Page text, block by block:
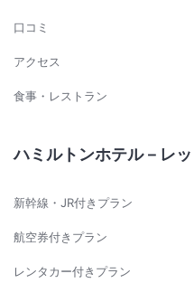
口コミ
アクセス
食事・レストラン
ハミルトンホテル－レ
新幹線・JR付きプラン
航空券付きプラン
レンタカー付きプラン